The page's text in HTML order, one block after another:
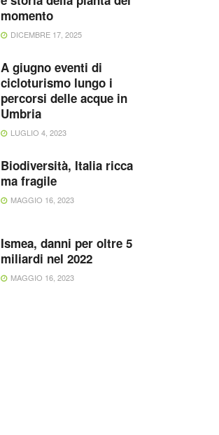
momento
DICEMBRE 17, 2025
A giugno eventi di
cicloturismo lungo i
percorsi delle acque in
Umbria
LUGLIO 4, 2023
Biodiversità, Italia ricca
ma fragile
MAGGIO 16, 2023
Ismea, danni per oltre 5
miliardi nel 2022
MAGGIO 16, 2023